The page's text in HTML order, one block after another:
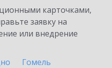
карточками,
заявку на
или внедрение
Гомель